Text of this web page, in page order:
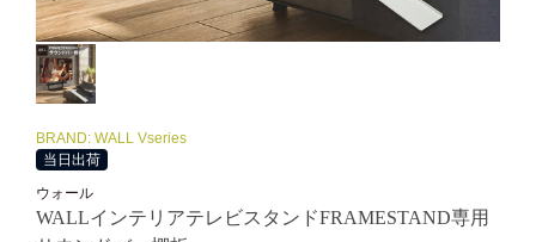
BRAND: WALL Vseries
当日出荷
ウォール
WALLインテリアテレビスタンドFRAMESTAND専用